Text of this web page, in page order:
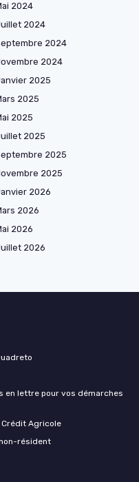
2024
2024
2024
2024
2025
2025
2025
2025
2025
2025
2026
2026
2026
2026
en lettre pour vos démarches
Agricole
résident